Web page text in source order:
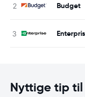
Budget
Nyttige tip